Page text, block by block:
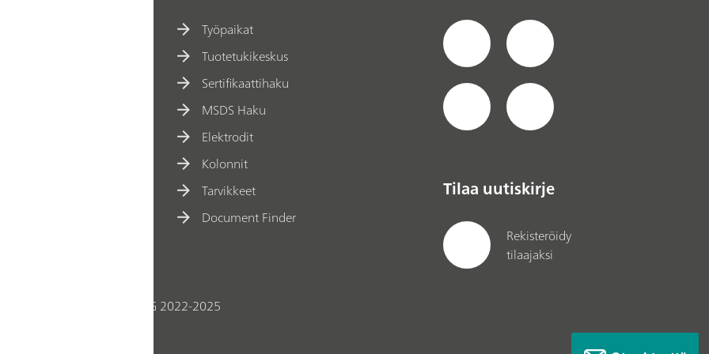
Työpaikat
Tuotetukikeskus
Sertifikaattihaku
MSDS Haku
Elektrodit
Kolonnit
Tarvikkeet
Document Finder
Tilaa uutiskirje
Rekisteröidy
tilaajaksi
© Metrohm AG 2022-2025